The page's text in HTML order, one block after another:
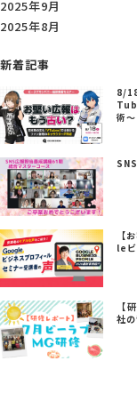
2025年9月
2025年8月
新着記事
8/
術
【
le
【
社